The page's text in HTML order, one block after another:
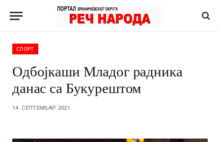
СПОРТ
Одбојкаши Младог радника
данас са Букурештом
14. СЕПТЕМБАР 2021.